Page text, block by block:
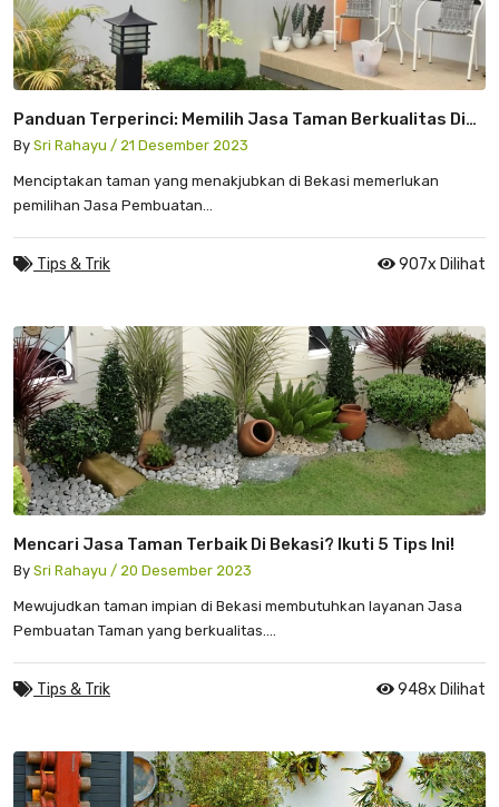
Panduan Terperinci: Memilih Jasa Taman Berkualitas Di
Bekasi
By Sri Rahayu / 21 Desember 2023
Menciptakan taman yang menakjubkan di Bekasi memerlukan
pemilihan Jasa Pembuatan...
Tips & Trik 907x Dilihat
Mencari Jasa Taman Terbaik Di Bekasi? Ikuti 5 Tips Ini!
By Sri Rahayu / 20 Desember 2023
Mewujudkan taman impian di Bekasi membutuhkan layanan Jasa
Pembuatan Taman yang berkualitas....
Tips & Trik 948x Dilihat